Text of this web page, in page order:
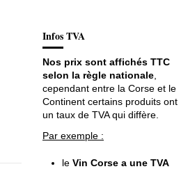
Infos TVA
Nos prix sont affichés TTC
selon la règle nationale
cependant entre la Corse et le
Continent certains produits ont
un taux de TVA qui diffère.
Par exemple :
le Vin Corse a une TVA